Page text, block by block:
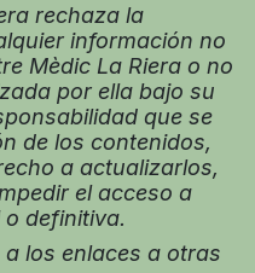
rechaza la
información no
Mèdic La Riera o no
por ella bajo su
que se
de los contenidos,
a actualizarlos,
el acceso a
definitiva.
los enlaces a otras